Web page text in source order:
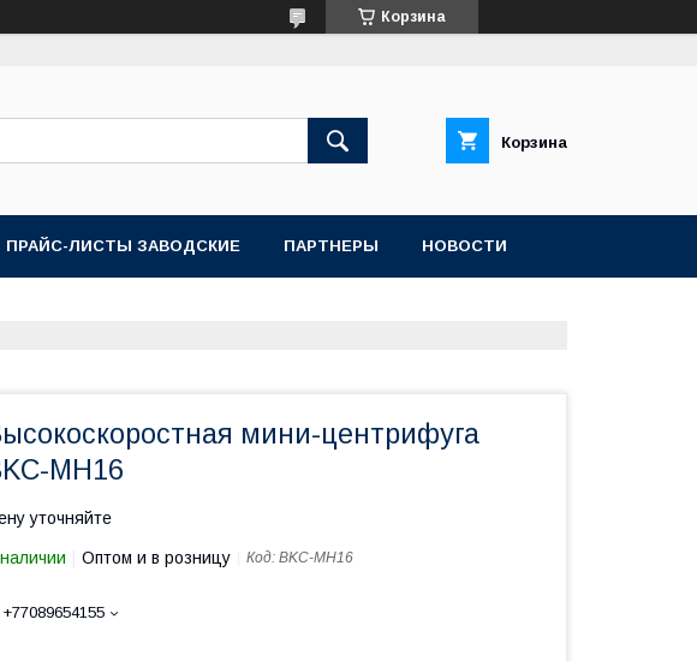
Корзина
Корзина
ПРАЙС-ЛИСТЫ ЗАВОДСКИЕ ПАРТНЕРЫ НОВОСТИ
мини-центрифуга
MH16
уточняйте
Оптом и в розницу Код: BKC-MH16
+77089654155